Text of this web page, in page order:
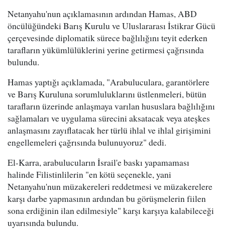
Netanyahu'nun açıklamasının ardından Hamas, ABD
öncülüğündeki Barış Kurulu ve Uluslararası İstikrar Gücü
çerçevesinde diplomatik sürece bağlılığını teyit ederken
tarafların yükümlülüklerini yerine getirmesi çağrısında
bulundu.
Hamas yaptığı açıklamada, "Arabuluculara, garantörlere
ve Barış Kuruluna sorumluluklarını üstlenmeleri, bütün
tarafların üzerinde anlaşmaya varılan hususlara bağlılığını
sağlamaları ve uygulama sürecini aksatacak veya ateşkes
anlaşmasını zayıflatacak her türlü ihlal ve ihlal girişimini
engellemeleri çağrısında bulunuyoruz" dedi.
El-Karra, arabulucuların İsrail'e baskı yapamaması
halinde Filistinlilerin "en kötü seçenekle, yani
Netanyahu'nun müzakereleri reddetmesi ve müzakerelere
karşı darbe yapmasının ardından bu görüşmelerin fiilen
sona erdiğinin ilan edilmesiyle" karşı karşıya kalabileceği
uyarısında bulundu.